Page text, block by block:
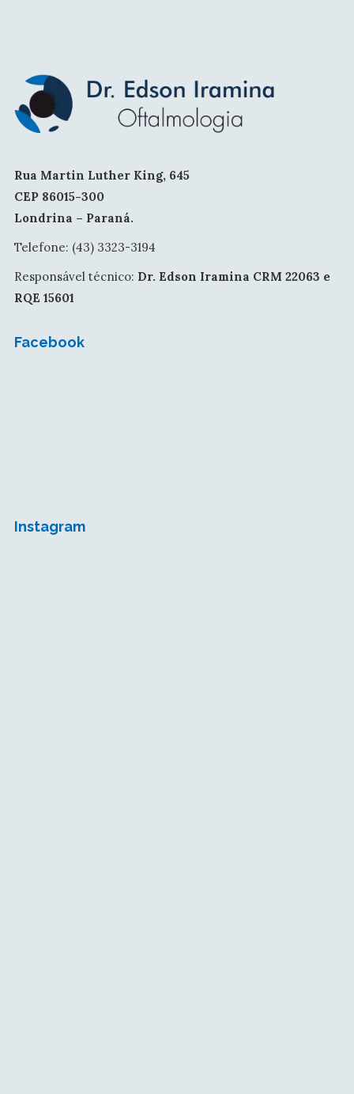
Rua Martin Luther King, 645
CEP 86015-300
Londrina – Paraná.
Telefone: (43) 3323-3194
Responsável técnico: Dr. Edson Iramina CRM 22063 e
RQE 15601
Facebook
Instagram